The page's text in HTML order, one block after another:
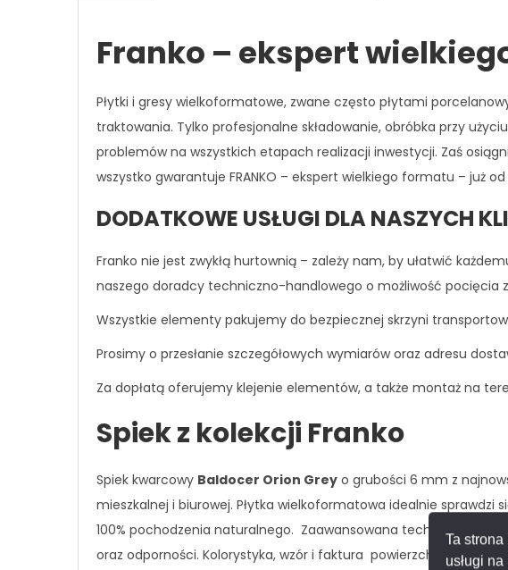
Ta
usługi
Franko – ekspert
Płytki i gresy wielkoformatowe, zwane często płytami
traktowania. Tylko profesjonalne składowanie, obróbka przy
problemów na wszystkich etapach realizacji inwestycji. Zaś
wszystko gwarantuje FRANKO – ekspert wielkiego formatu – już
DODATKOWE USŁUGI DLA NASZYCH
Franko nie jest zwykłą hurtownią – zależy nam, by ułatwić
naszego doradcy techniczno-handlowego o możliwość pocięcia
Wszystkie elementy pakujemy do bezpiecznej skrzyni
Prosimy o przesłanie szczegółowych wymiarów oraz adresu
Za dopłatą oferujemy klejenie elementów, a także montaż na
Spiek z kolekcji Franko
Spiek kwarcowy Baldocer Orion Grey o grubości 6 mm z
mieszkalnej i biurowej. Płytka wielkoformatowa idealnie
100% pochodzenia naturalnego. Zaawansowana technologia
oraz odporności. Kolorystyka, wzór i faktura powierzchni